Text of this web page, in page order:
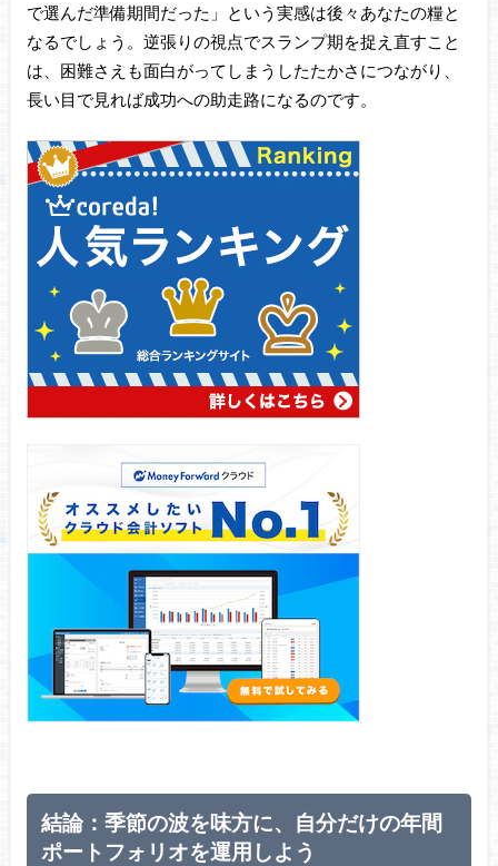
で選んだ準備期間だった」という実感は後々あなたの糧と
なるでしょう。逆張りの視点でスランプ期を捉え直すこと
は、困難さえも面白がってしまうしたたかさにつながり、
長い目で見れば成功への助走路になるのです。
結論：季節の波を味方に、自分だけの年間
ポートフォリオを運用しよう